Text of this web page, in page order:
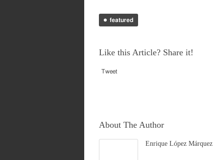
featured
Like this Article? Share it!
Tweet
About The Author
Enrique López Márquez